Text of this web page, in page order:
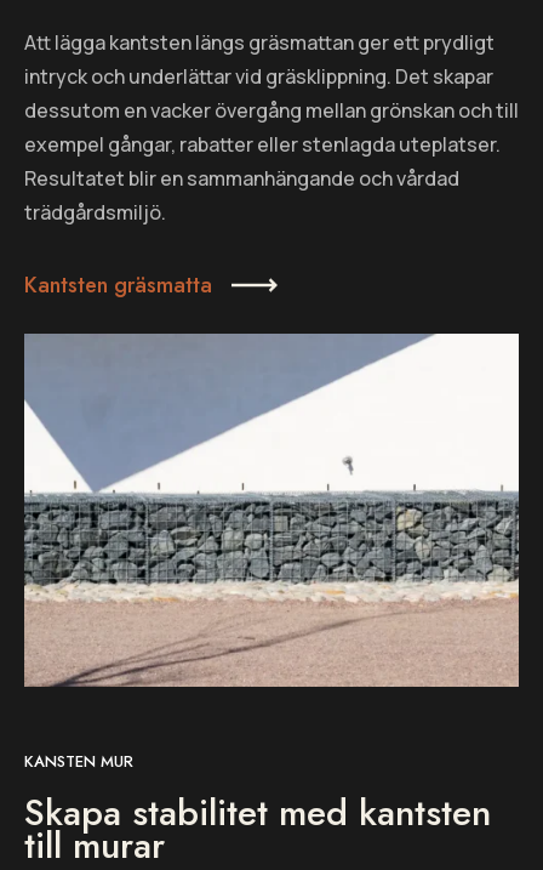
Att lägga kantsten längs gräsmattan ger ett prydligt
intryck och underlättar vid gräsklippning. Det skapar
dessutom en vacker övergång mellan grönskan och till
exempel gångar, rabatter eller stenlagda uteplatser.
Resultatet blir en sammanhängande och vårdad
trädgårdsmiljö.
Kantsten gräsmatta
KANSTEN MUR
Skapa stabilitet med kantsten
till murar